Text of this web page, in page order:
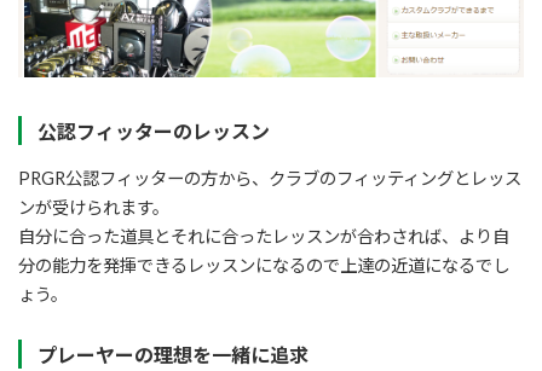
公認フィッターのレッスン
PRGR公認フィッターの方から、クラブのフィッティングとレッス
ンが受けられます。
自分に合った道具とそれに合ったレッスンが合わされば、より自
分の能力を発揮できるレッスンになるので上達の近道になるでし
ょう。
プレーヤーの理想を一緒に追求